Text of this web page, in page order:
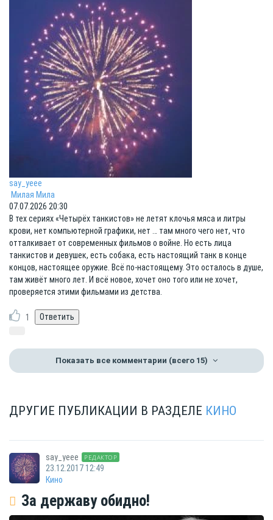
say_yeee
Милая Мила
07.07.2026 20:30
В тех сериях «Четырёх танкистов» не летят клочья мяса и литры
крови, нет компьютерной графики, нет … там много чего нет, что
отталкивает от современных фильмов о войне. Но есть лица
танкистов и девушек, есть собака, есть настоящий танк в конце
концов, настоящее оружие. Всё по-настоящему. Это осталось в душе,
там живёт много лет. И всё новое, хочет оно того или не хочет,
проверяется этими фильмами из детства.
1
Показать все комментарии (всего 15)
ДРУГИЕ ПУБЛИКАЦИИ В РАЗДЕЛЕ КИНО
say_yeee РЕДАКТОР
23.12.2017 12:49
Кино
За державу обидно!